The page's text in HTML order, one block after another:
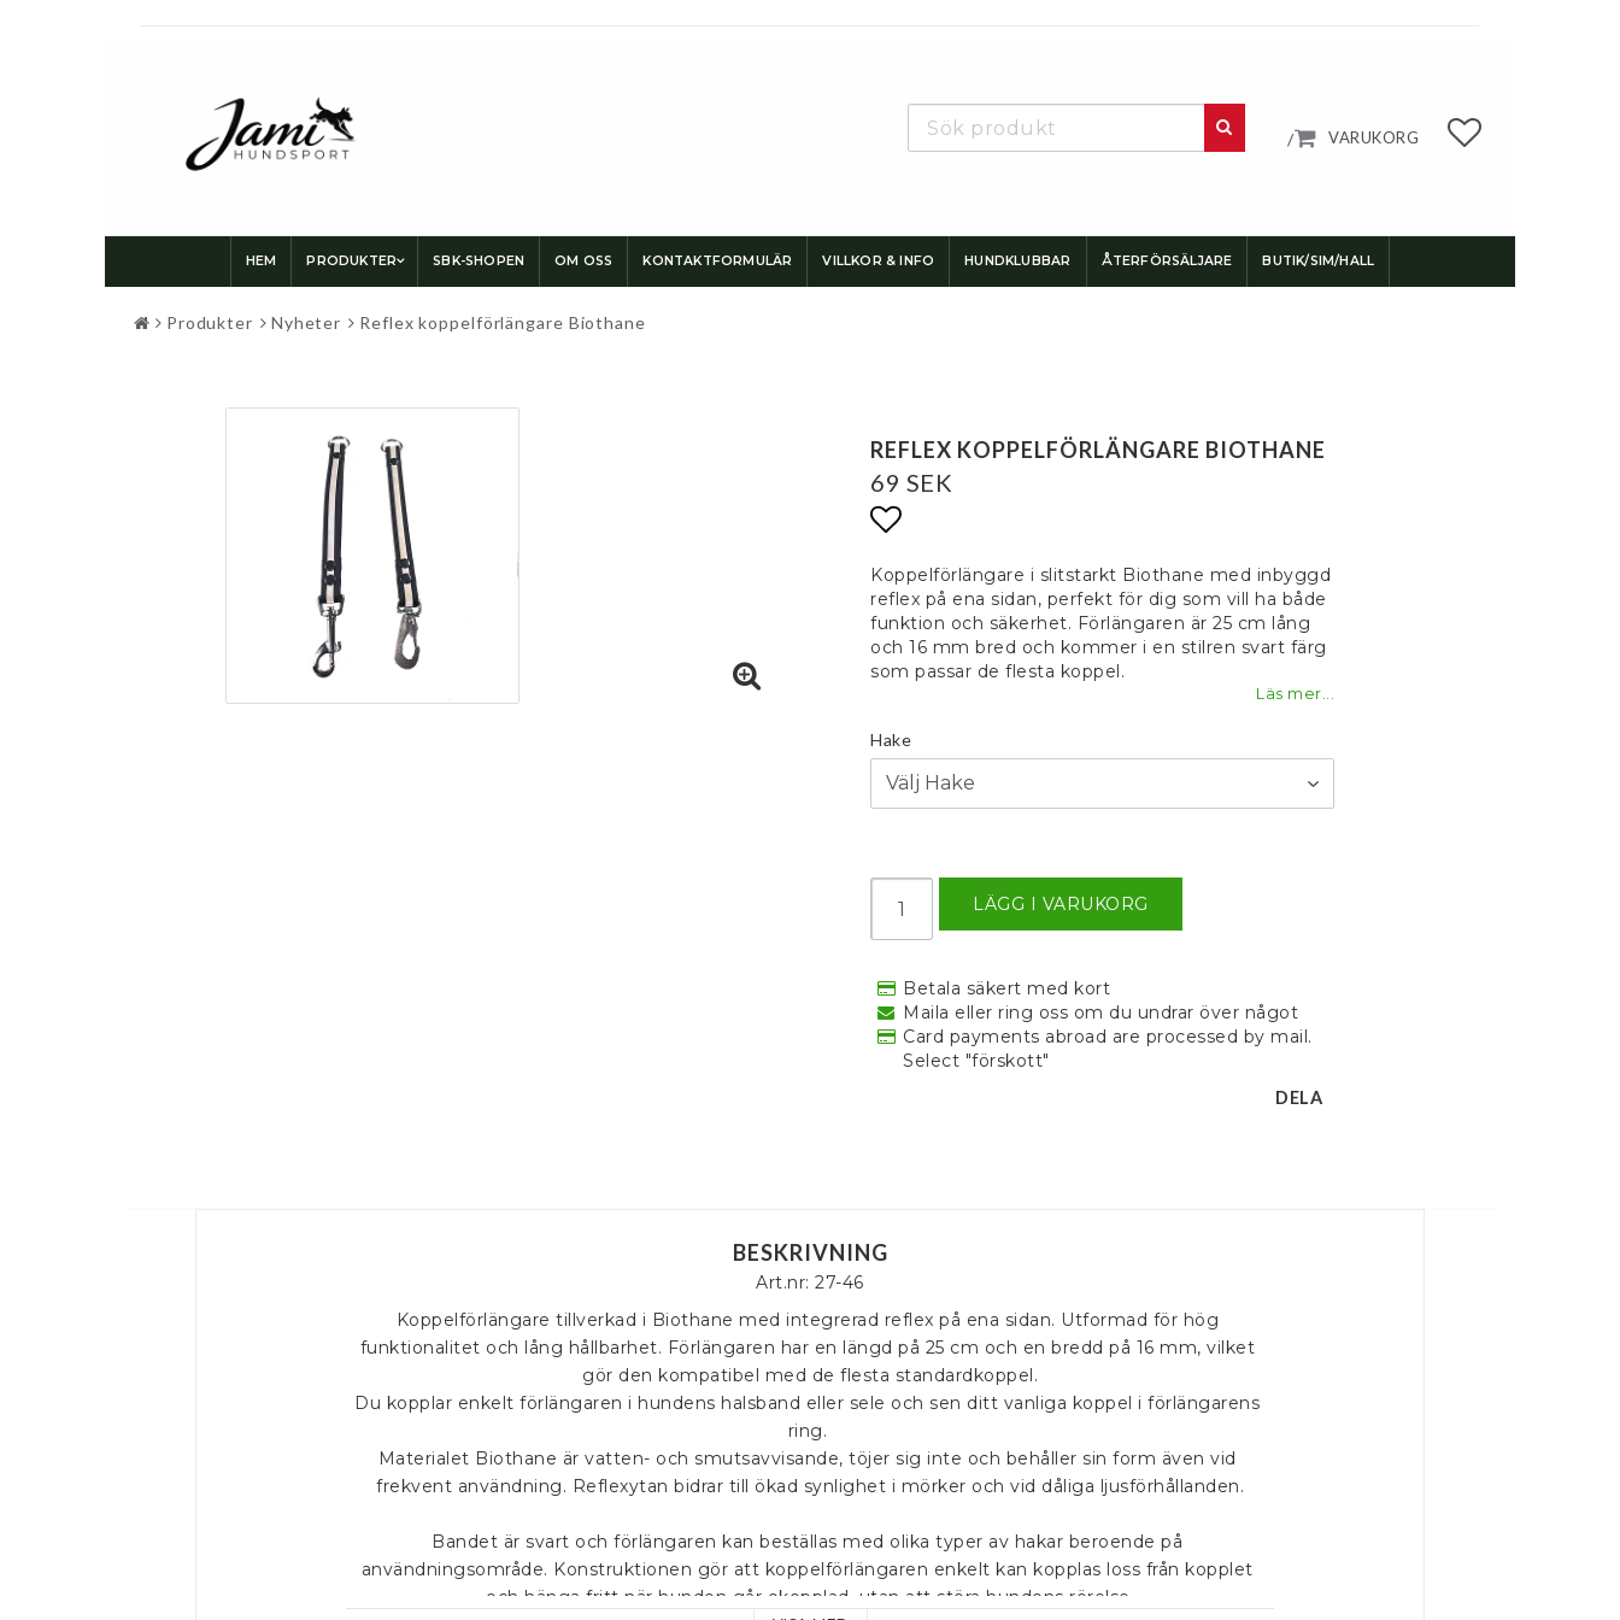
VARUKORG
/
HEM PRODUKTER SBK-SHOPEN OM OSS KONTAKTFORMULÄR VILLKOR & INFO HUNDKLUBBAR ÅTERFÖRSÄLJARE BUTIK/SIM/HALL
Produkter Nyheter Reflex koppelförlängare Biothane
REFLEX KOPPELFÖRLÄNGARE BIOTHANE
69 SEK
Lägg till i favoritlistan
Koppelförlängare i slitstarkt Biothane med inbyggd
reflex på ena sidan, perfekt för dig som vill ha både
funktion och säkerhet. Förlängaren är 25 cm lång
och 16 mm bred och kommer i en stilren svart färg
som passar de flesta koppel.
Läs mer...
Hake
LÄGG I VARUKORG
Betala säkert med kort
Maila eller ring oss om du undrar över något
Card payments abroad are processed by mail.
Select "förskott"
DELA
BESKRIVNING
Art.nr: 27-46
Koppelförlängare tillverkad i Biothane med integrerad reflex på ena sidan. Utformad för hög
funktionalitet och lång hållbarhet. Förlängaren har en längd på 25 cm och en bredd på 16 mm, vilket
gör den kompatibel med de flesta standardkoppel.
Du kopplar enkelt förlängaren i hundens halsband eller sele och sen ditt vanliga koppel i förlängarens
ring.
Materialet Biothane är vatten- och smutsavvisande, töjer sig inte och behåller sin form även vid
frekvent användning. Reflexytan bidrar till ökad synlighet i mörker och vid dåliga ljusförhållanden.
Bandet är svart och förlängaren kan beställas med olika typer av hakar beroende på
användningsområde. Konstruktionen gör att koppelförlängaren enkelt kan kopplas loss från kopplet
och hänga fritt när hunden går okopplad, utan att störa hundens rörelse.